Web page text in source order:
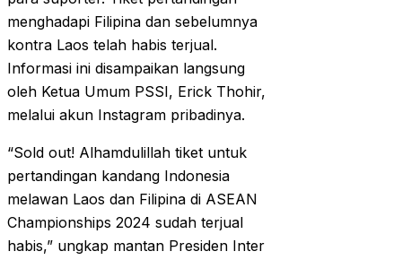
menghadapi Filipina dan sebelumnya
kontra Laos telah habis terjual.
Informasi ini disampaikan langsung
oleh Ketua Umum PSSI, Erick Thohir,
melalui akun Instagram pribadinya.
“Sold out! Alhamdulillah tiket untuk
pertandingan kandang Indonesia
melawan Laos dan Filipina di ASEAN
Championships 2024 sudah terjual
habis,” ungkap mantan Presiden Inter